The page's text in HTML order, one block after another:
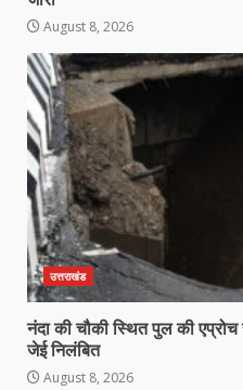
August 8, 2026
उत्तराखंड
नंदा की चौकी स्थित पुल की
जेई निलंबित
August 8, 2026